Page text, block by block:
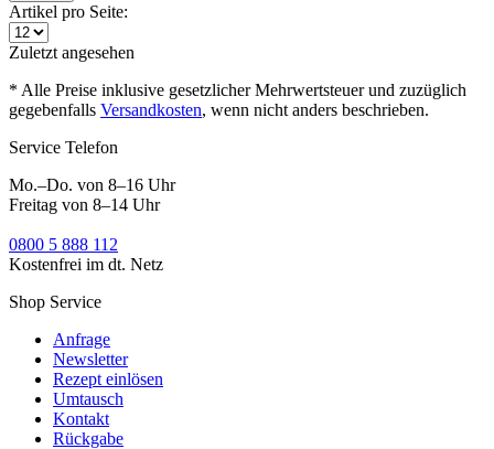
Artikel pro Seite:
Zuletzt angesehen
* Alle Preise inklusive gesetzlicher Mehrwertsteuer und zuzüglich
gegebenfalls Versandkosten, wenn nicht anders beschrieben.
Service Telefon
Mo.–Do. von 8–16 Uhr
Freitag von 8–14 Uhr
0800 5 888 112
Kostenfrei im dt. Netz
Shop Service
Anfrage
Newsletter
Rezept einlösen
Umtausch
Kontakt
Rückgabe